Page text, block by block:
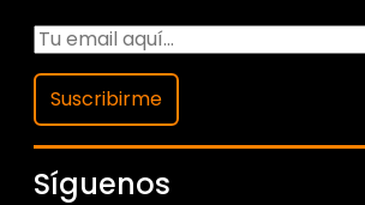
Suscribirme
Síguenos